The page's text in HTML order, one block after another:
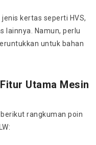
kertas seperti HVS,
lainnya. Namun, perlu
untuk bahan
Utama Mesin
rangkuman poin